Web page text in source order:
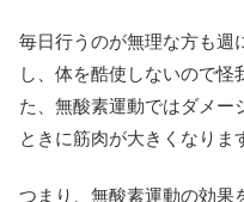
毎日行うのが無理な方も週
し、体を酷使しないので怪
た、無酸素運動ではダメー
ときに筋肉が大きくなりま
つまり、無酸素運動の効果